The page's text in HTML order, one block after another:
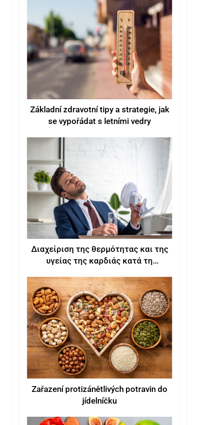
Základní zdravotní tipy a strategie, jak
se vypořádat s letními vedry
Διαχείριση της θερμότητας και της
υγείας της καρδιάς κατά τη
Zařazení protizánětlivých potravin do
jídelníčku